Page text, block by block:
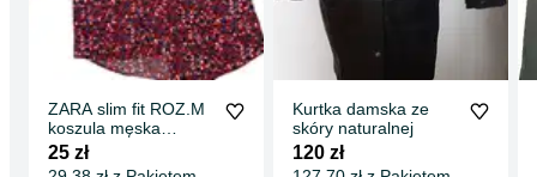
ZARA slim fit ROZ.M
koszula męska
wzorzysta
25 zł
Kurtka damska ze
skóry naturalnej
120 zł